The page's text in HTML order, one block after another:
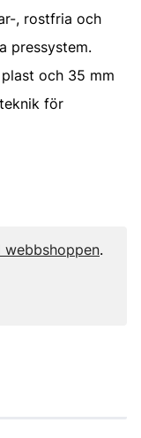
, rostfria och
pressystem.
och 35 mm
för
.